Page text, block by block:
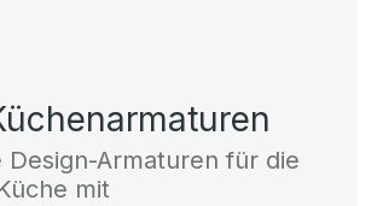
Design-Armaturen für die
mit